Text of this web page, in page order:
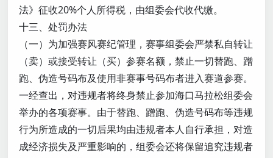
法》征收20%个人所得税，由组委会代收代缴。
十三、处罚办法
（一）为加强赛风赛纪管理，赛事组委会严禁私自转让
（卖）或接受转让（买）参赛名额，禁止一切替跑、蹭
跑、伪造号码布及使用非赛事号码布者进入赛道参赛。
一经查出，对违规者将终身禁止参加海口马拉松组委会
举办的各项赛事。由于替跑、蹭跑、伪造号码布等违规
行为所造成的一切后果均由违规者本人自行承担，对造
成经济损失及严重影响的，组委会还将保留追究违规者